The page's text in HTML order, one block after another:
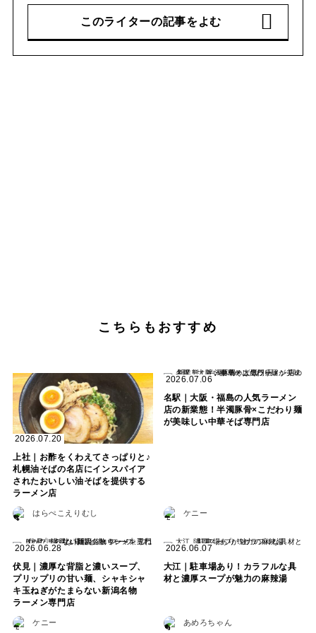
このライターの記事をよむ
こちらもおすすめ
2026.07.20
上社｜お酢をくわえてさっぱりと♪
札幌油そばの名店にインスパイア
されたおいしい油そばを提供する
ラーメン店
はらぺこえりむし
2026.07.06
名駅｜大阪・福島の人気ラーメン
店の新業態！半濁豚骨×こだわり麺
が美味しい中華そば専門店
ケニー
2026.06.28
伏見｜濃厚な背脂と濃いスープ、
プリップリの甘い麺、シャキシャ
キ玉ねぎがたまらない新潟名物
ラーメン専門店
ケニー
2026.06.07
大江｜駐車場あり！カラフルな具
材と濃厚スープが魅力の麻辣湯
あめろちゃん